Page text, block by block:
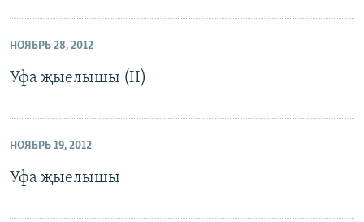
НОЯБРЬ 28, 2012
Уфа җыелышы (II)
НОЯБРЬ 19, 2012
Уфа җыелышы